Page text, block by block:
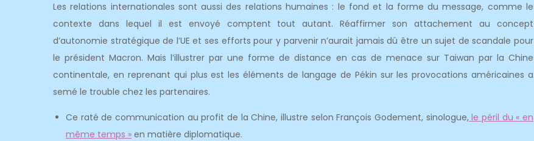
Les relations internationales sont aussi des relations humaines : le fond et la forme du message, comme le
contexte dans lequel il est envoyé comptent tout autant. Réaffirmer son attachement au concept
d’autonomie stratégique de l’UE et ses efforts pour y parvenir n’aurait jamais dû être un sujet de scandale pour
le président Macron. Mais l’illustrer par une forme de distance en cas de menace sur Taiwan par la Chine
continentale, en reprenant qui plus est les éléments de langage de Pékin sur les provocations américaines a
semé le trouble chez les partenaires.
Ce raté de communication au profit de la Chine, illustre selon François Godement, sinologue,le péril du « en
même temps » en matière diplomatique.